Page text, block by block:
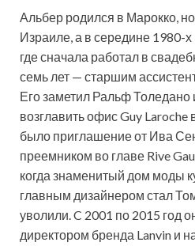
Альбер родился в Марокко,
Израиле, а в середине 1980-
где сначала работал в
семь лет — старшим
Его заметил Ральф Толедано
возглавить офис Guy
было приглашение от Ива
преемником во главе Rive
когда знаменитый дом моды
главным дизайнером стал
уволили. C 2001 по 2015 год
директором бренда Lanvin и